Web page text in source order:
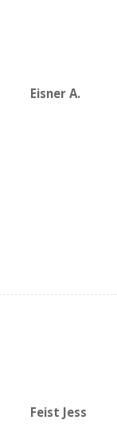
Eisner A.
Feist Jess